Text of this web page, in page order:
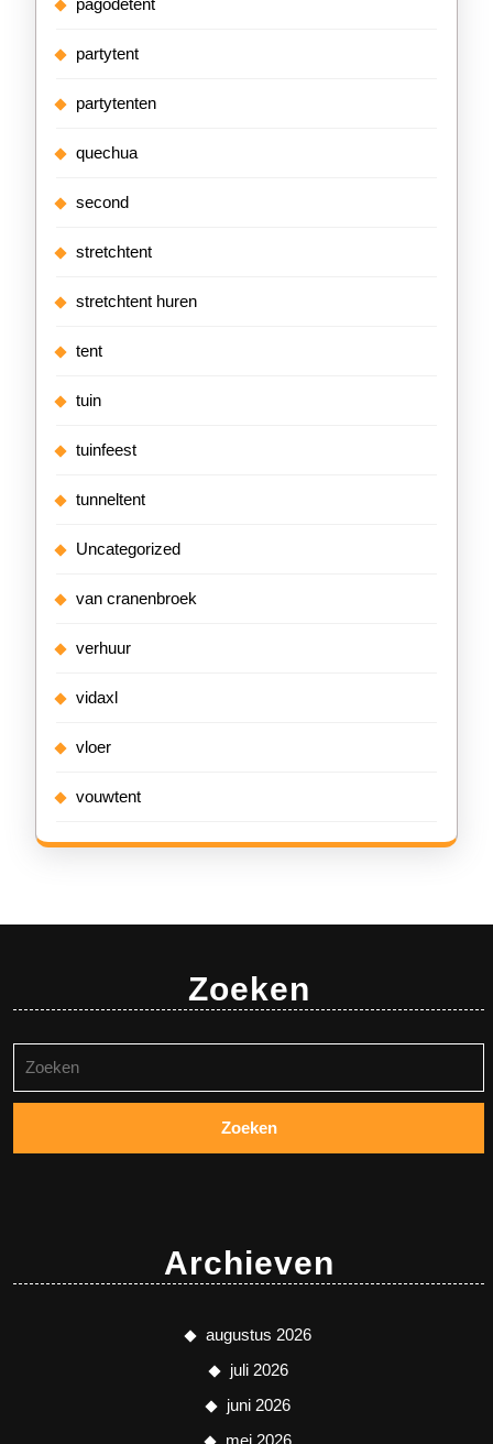
pagodetent
partytent
partytenten
quechua
second
stretchtent
stretchtent huren
tent
tuin
tuinfeest
tunneltent
Uncategorized
van cranenbroek
verhuur
vidaxl
vloer
vouwtent
Zoeken
naar:
Archieven
augustus 2026
juli 2026
juni 2026
mei 2026